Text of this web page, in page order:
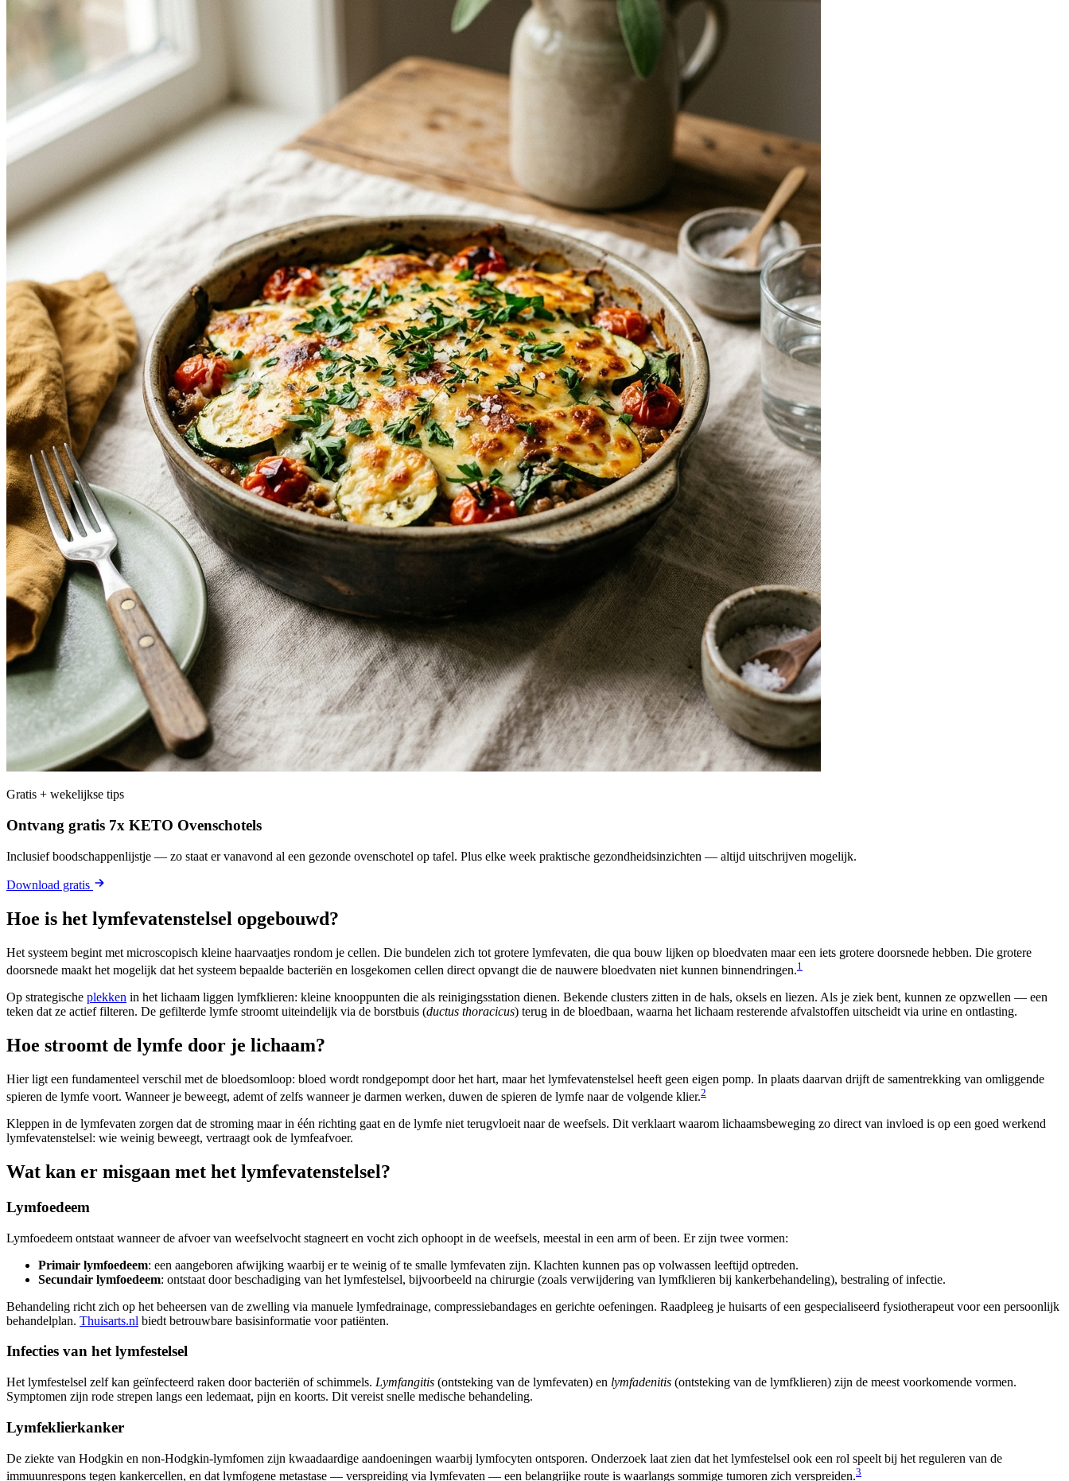
Gratis + wekelijkse tips
Ontvang gratis 7x KETO Ovenschotels
Inclusief boodschappenlijstje — zo staat er vanavond al een gezonde ovenschotel op tafel. Plus elke week praktische gezondheidsinzichten — altijd uitschrijven mogelijk.
Download gratis
Hoe is het lymfevatenstelsel opgebouwd?
Het systeem begint met microscopisch kleine haarvaatjes rondom je cellen. Die bundelen zich tot grotere lymfevaten, die qua bouw lijken op bloedvaten maar een iets grotere doorsnede hebben. Die grotere
doorsnede maakt het mogelijk dat het systeem bepaalde bacteriën en losgekomen cellen direct opvangt die de nauwere bloedvaten niet kunnen binnendringen.1
Op strategische plekken in het lichaam liggen lymfklieren: kleine knooppunten die als reinigingsstation dienen. Bekende clusters zitten in de hals, oksels en liezen. Als je ziek bent, kunnen ze opzwellen — een
teken dat ze actief filteren. De gefilterde lymfe stroomt uiteindelijk via de borstbuis (ductus thoracicus) terug in de bloedbaan, waarna het lichaam resterende afvalstoffen uitscheidt via urine en ontlasting.
Hoe stroomt de lymfe door je lichaam?
Hier ligt een fundamenteel verschil met de bloedsomloop: bloed wordt rondgepompt door het hart, maar het lymfevatenstelsel heeft geen eigen pomp. In plaats daarvan drijft de samentrekking van omliggende
spieren de lymfe voort. Wanneer je beweegt, ademt of zelfs wanneer je darmen werken, duwen de spieren de lymfe naar de volgende klier.2
Kleppen in de lymfevaten zorgen dat de stroming maar in één richting gaat en de lymfe niet terugvloeit naar de weefsels. Dit verklaart waarom lichaamsbeweging zo direct van invloed is op een goed werkend
lymfevatenstelsel: wie weinig beweegt, vertraagt ook de lymfeafvoer.
Wat kan er misgaan met het lymfevatenstelsel?
Lymfoedeem
Lymfoedeem ontstaat wanneer de afvoer van weefselvocht stagneert en vocht zich ophoopt in de weefsels, meestal in een arm of been. Er zijn twee vormen:
Primair lymfoedeem: een aangeboren afwijking waarbij er te weinig of te smalle lymfevaten zijn. Klachten kunnen pas op volwassen leeftijd optreden.
Secundair lymfoedeem: ontstaat door beschadiging van het lymfestelsel, bijvoorbeeld na chirurgie (zoals verwijdering van lymfklieren bij kankerbehandeling), bestraling of infectie.
Behandeling richt zich op het beheersen van de zwelling via manuele lymfedrainage, compressiebandages en gerichte oefeningen. Raadpleeg je huisarts of een gespecialiseerd fysiotherapeut voor een persoonlijk
behandelplan. Thuisarts.nl biedt betrouwbare basisinformatie voor patiënten.
Infecties van het lymfestelsel
Het lymfestelsel zelf kan geïnfecteerd raken door bacteriën of schimmels. Lymfangitis (ontsteking van de lymfevaten) en lymfadenitis (ontsteking van de lymfklieren) zijn de meest voorkomende vormen.
Symptomen zijn rode strepen langs een ledemaat, pijn en koorts. Dit vereist snelle medische behandeling.
Lymfeklierkanker
De ziekte van Hodgkin en non-Hodgkin-lymfomen zijn kwaadaardige aandoeningen waarbij lymfocyten ontsporen. Onderzoek laat zien dat het lymfestelsel ook een rol speelt bij het reguleren van de
immuunrespons tegen kankercellen, en dat lymfogene metastase — verspreiding via lymfevaten — een belangrijke route is waarlangs sommige tumoren zich verspreiden.3